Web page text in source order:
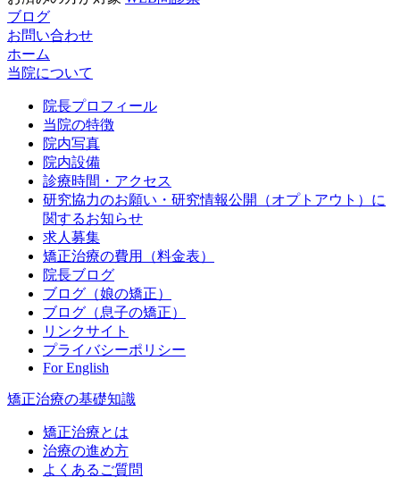
ブログ
お問い合わせ
ホーム
当院について
院長プロフィール
当院の特徴
院内写真
院内設備
診療時間・アクセス
研究協力のお願い・研究情報公開（オプトアウト）に
関するお知らせ
求人募集
矯正治療の費用（料金表）
院長ブログ
ブログ（娘の矯正）
ブログ（息子の矯正）
リンクサイト
プライバシーポリシー
For English
矯正治療の基礎知識
矯正治療とは
治療の進め方
よくあるご質問